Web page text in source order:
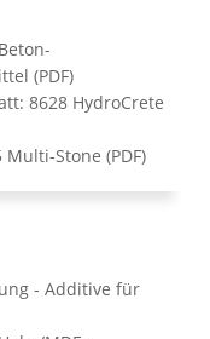
(PDF)
8628 HydroCrete
Multi-Stone (PDF)
- Additive für